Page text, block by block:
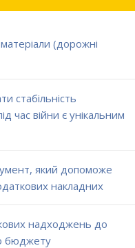
(дорожні
стабільність
час війни є унікальним
який допоможе
накладних
надходжень до
бюджету